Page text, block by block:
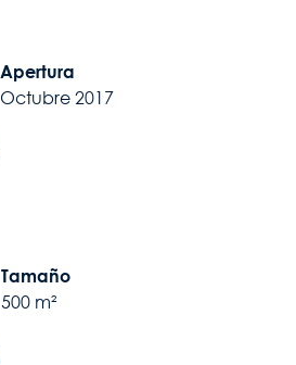
Apertura
Octubre 2017
Tamaño
500 m²